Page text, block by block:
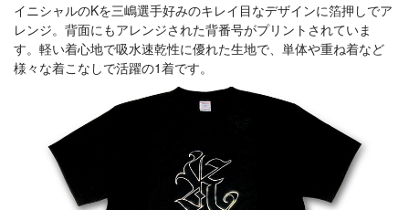
イニシャルのKを三嶋選手好みのキレイ目なデザインに箔押しでア
レンジ。背面にもアレンジされた背番号がプリントされていま
す。軽い着心地で吸水速乾性に優れた生地で、単体や重ね着など
様々な着こなしで活躍の1着です。